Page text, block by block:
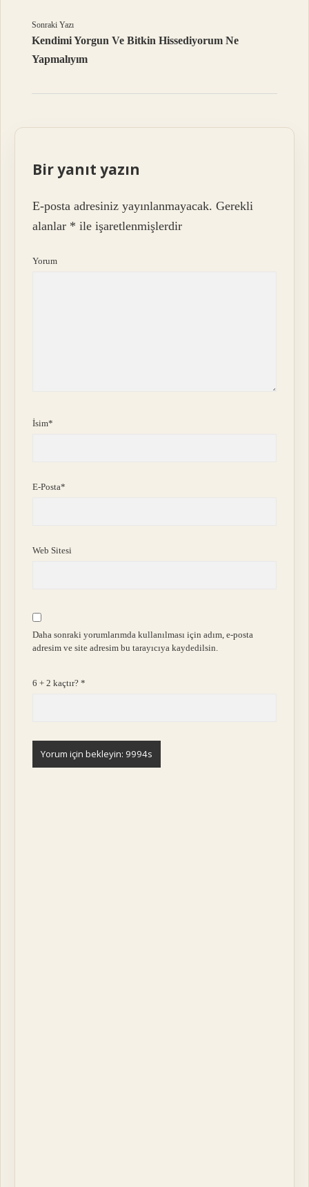
Sonraki Yazı
Kendimi Yorgun Ve Bitkin Hissediyorum Ne
Yapmalıyım
Bir yanıt yazın
E-posta adresiniz yayınlanmayacak. Gerekli
alanlar * ile işaretlenmişlerdir
Yorum
İsim*
E-Posta*
Web Sitesi
Daha sonraki yorumlarımda kullanılması için adım, e-posta
adresim ve site adresim bu tarayıcıya kaydedilsin.
6 + 2 kaçtır?*